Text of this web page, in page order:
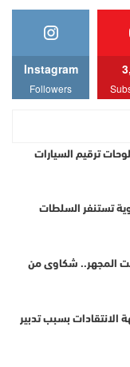
Instagram
Followers
ترقيم السيارات
تستنفر السلطات
المجهر.. شكاوى من
الانتقادات بسبب تدبير